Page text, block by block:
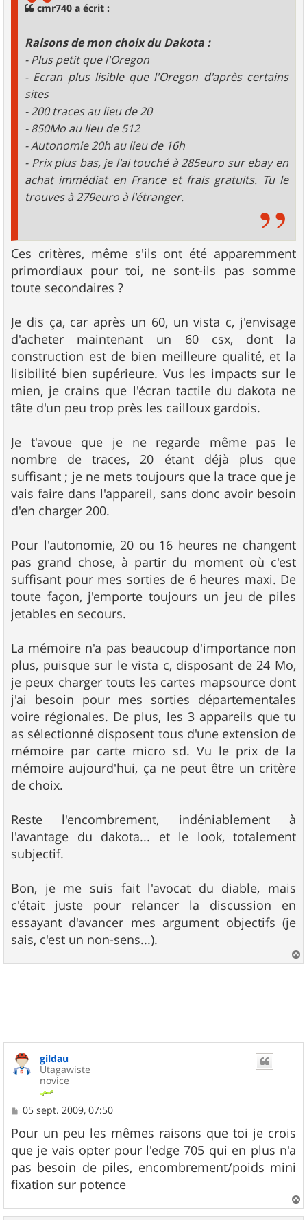
cmr740 a écrit :
Raisons de mon choix du Dakota :
- Plus petit que l'Oregon
- Ecran plus lisible que l'Oregon d'après certains
sites
- 200 traces au lieu de 20
- 850Mo au lieu de 512
- Autonomie 20h au lieu de 16h
- Prix plus bas, je l'ai touché à 285euro sur ebay en
achat immédiat en France et frais gratuits. Tu le
trouves à 279euro à l'étranger.
Ces critères, même s'ils ont été apparemment
primordiaux pour toi, ne sont-ils pas somme
toute secondaires ?
Je dis ça, car après un 60, un vista c, j'envisage
d'acheter maintenant un 60 csx, dont la
construction est de bien meilleure qualité, et la
lisibilité bien supérieure. Vus les impacts sur le
mien, je crains que l'écran tactile du dakota ne
tâte d'un peu trop près les cailloux gardois.
Je t'avoue que je ne regarde même pas le
nombre de traces, 20 étant déjà plus que
suffisant ; je ne mets toujours que la trace que je
vais faire dans l'appareil, sans donc avoir besoin
d'en charger 200.
Pour l'autonomie, 20 ou 16 heures ne changent
pas grand chose, à partir du moment où c'est
suffisant pour mes sorties de 6 heures maxi. De
toute façon, j'emporte toujours un jeu de piles
jetables en secours.
La mémoire n'a pas beaucoup d'importance non
plus, puisque sur le vista c, disposant de 24 Mo,
je peux charger touts les cartes mapsource dont
j'ai besoin pour mes sorties départementales
voire régionales. De plus, les 3 appareils que tu
as sélectionné disposent tous d'une extension de
mémoire par carte micro sd. Vu le prix de la
mémoire aujourd'hui, ça ne peut être un critère
de choix.
Reste l'encombrement, indéniablement à
l'avantage du dakota... et le look, totalement
subjectif.
Bon, je me suis fait l'avocat du diable, mais
c'était juste pour relancer la discussion en
essayant d'avancer mes argument objectifs (je
sais, c'est un non-sens...).
a
gildau
Utagawiste
novice
M
s
s
a
g
e
05 sept. 2009, 07:50
Pour un peu les mêmes raisons que toi je crois
que je vais opter pour l'edge 705 qui en plus n'a
pas besoin de piles, encombrement/poids mini
fixation sur potence
a